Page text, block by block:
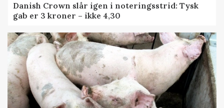
Danish Crown slår igen i noteringsstrid: Tysk
gab er 3 kroner – ikke 4,30